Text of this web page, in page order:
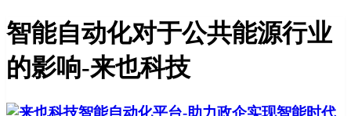
智能自动化对于公共能源行业
的影响-来也科技